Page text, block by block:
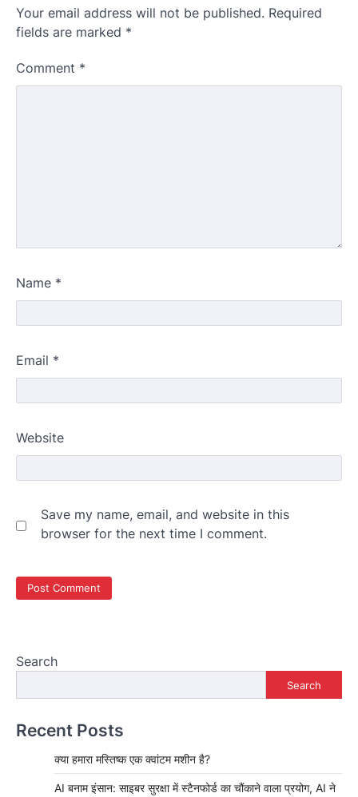
Your email address will not be published. Required
fields are marked *
Comment *
Name *
Email *
Website
Save my name, email, and website in this
browser for the next time I comment.
Search
Search
Recent Posts
क्या हमारा मस्तिष्क एक क्वांटम मशीन है?
AI बनाम इंसान: साइबर सुरक्षा में स्टैनफोर्ड का चौंकाने वाला प्रयोग, AI ने